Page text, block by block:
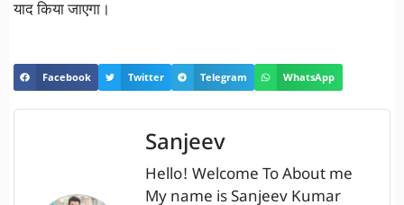
याद किया जाएगा।
Facebook Twitter Telegram WhatsApp
Sanjeev
Hello! Welcome To About me
My name is Sanjeev Kumar